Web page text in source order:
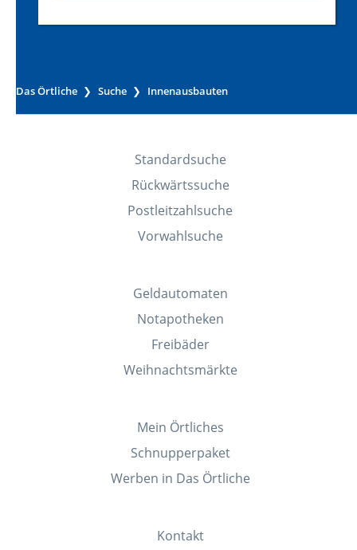
Das Örtliche Suche Innenausbauten
Standardsuche
Rückwärtssuche
Postleitzahlsuche
Vorwahlsuche
Geldautomaten
Notapotheken
Freibäder
Weihnachtsmärkte
Mein Örtliches
Schnupperpaket
Werben in Das Örtliche
Kontakt